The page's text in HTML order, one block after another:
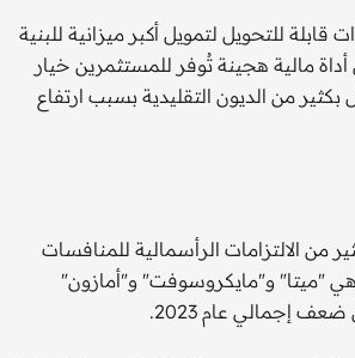
من خلال سندات قابلة للتحويل لتمويل أكبر ميزانية للبنية
مالية هجينة تُوفر للمستثمرين خيار
من الديون التقليدية بسبب ارتفاع
من الالتزامات الرأسمالية للمنافسات
"ميتا" و"مايكروسوفت" و"أمازون"